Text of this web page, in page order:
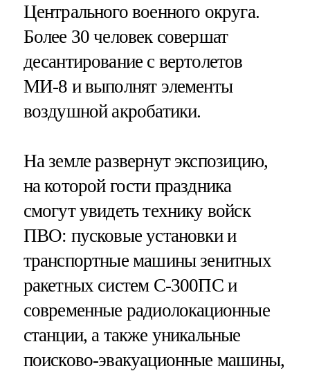
Центрального военного округа.
Более 30 человек совершат
десантирование с вертолетов
МИ-8 и выполнят элементы
воздушной акробатики.
На земле развернут экспозицию,
на которой гости праздника
смогут увидеть технику войск
ПВО: пусковые установки и
транспортные машины зенитных
ракетных систем С-300ПС и
современные радиолокационные
станции, а также уникальные
поисково-эвакуационные машины,